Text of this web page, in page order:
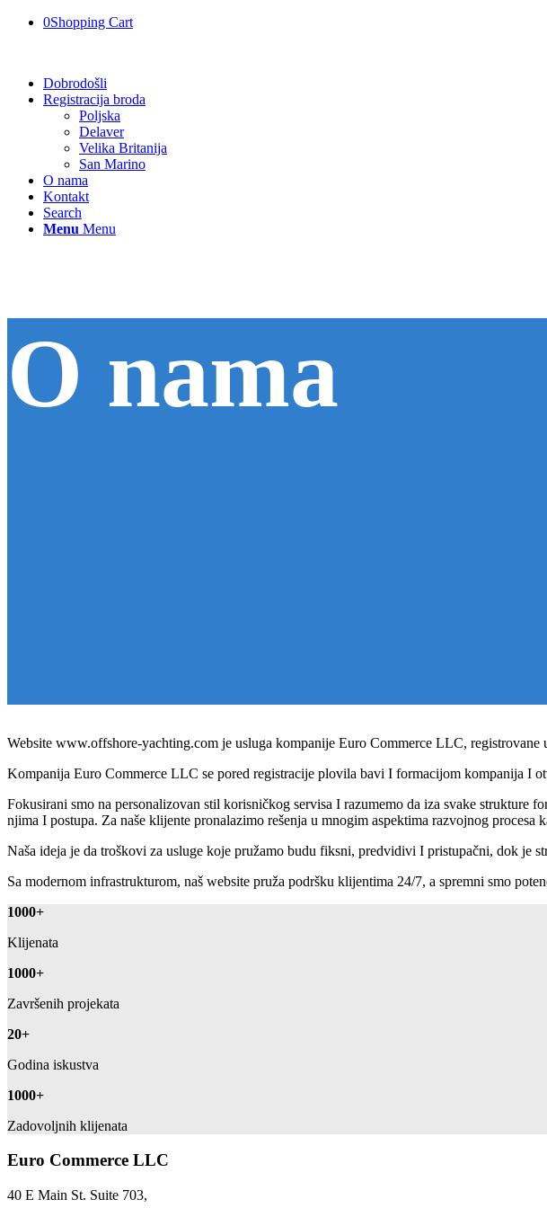
0Shopping Cart
Dobrodošli
Registracija broda
Poljska
Delaver
Velika Britanija
San Marino
O nama
Kontakt
Search
Menu Menu
O nama
Website www.offshore-yachting.com je usluga kompanije Euro Commerce LLC,
Kompanija Euro Commerce LLC se pored registracije plovila bavi I formacijom kompanija I
Fokusirani smo na personalizovan stil korisničkog servisa I razumemo da iza svake strukture
njima I postupa. Za naše klijente pronalazimo rešenja u mnogim aspektima razvojnog procesa
Naša ideja je da troškovi za usluge koje pružamo budu fiksni, predvidivi I pristupačni, dok je
Sa modernom infrastrukturom, naš website pruža podršku klijentima 24/7, a spremni smo
1000+
Klijenata
1000+
Završenih projekata
20+
Godina iskustva
1000+
Zadovoljnih klijenata
Euro Commerce LLC
40 E Main St. Suite 703,